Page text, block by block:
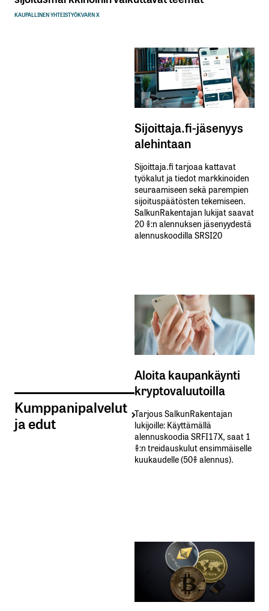
KAUPALLINEN YHTEISTYÖKVARN X
Kumppanipalvelut
ja edut
Sijoittaja.fi-jäsenyys
alehintaan
Sijoittaja.fi tarjoaa kattavat
työkalut ja tiedot markkinoiden
seuraamiseen sekä parempien
sijoituspäätösten tekemiseen.
SalkunRakentajan lukijat saavat
20 %:n alennuksen jäsenyydestä
alennuskoodilla SRSI20
Aloita kaupankäynti
kryptovaluutoilla
Tarjous SalkunRakentajan
lukijoille: Käyttämällä​ ​
alennuskoodia​ ​SRFI17X,​ ​saat​ ​1
%:n treidauskulut​ ​ensimmäiselle​ ​
kuukaudelle​ ​(50%​ ​alennus).